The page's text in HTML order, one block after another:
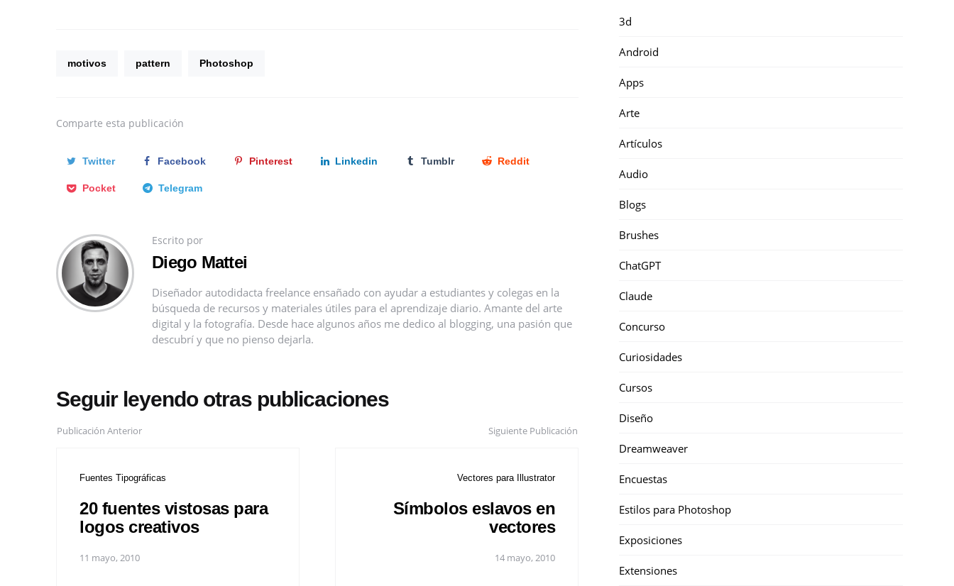
motivos pattern Photoshop
Comparte esta publicación
Twitter Facebook Pinterest Linkedin Tumblr Reddit
Pocket Telegram
Escrito por
Diego Mattei
Diseñador autodidacta freelance ensañado con ayudar a estudiantes y colegas en la
búsqueda de recursos y materiales útiles para el aprendizaje diario. Amante del arte
digital y la fotografía. Desde hace algunos años me dedico al blogging, una pasión que
descubrí y que no pienso dejarla.
Seguir leyendo otras publicaciones
Publicación Anterior
Fuentes Tipográficas
20 fuentes vistosas para
logos creativos
11 mayo, 2010
Siguiente Publicación
Vectores para Illustrator
Símbolos eslavos en
vectores
14 mayo, 2010
3d
Android
Apps
Arte
Artículos
Audio
Blogs
Brushes
ChatGPT
Claude
Concurso
Curiosidades
Cursos
Diseño
Dreamweaver
Encuestas
Estilos para Photoshop
Exposiciones
Extensiones